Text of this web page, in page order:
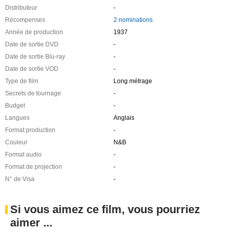
Distributeur
-
Récompenses
2 nominations
Année de production
1937
Date de sortie DVD
-
Date de sortie Blu-ray
-
Date de sortie VOD
-
Type de film
Long métrage
Secrets de tournage
-
Budget
-
Langues
Anglais
Format production
-
Couleur
N&B
Format audio
-
Format de projection
-
N° de Visa
-
Si vous aimez ce film, vous pourriez
aimer ...